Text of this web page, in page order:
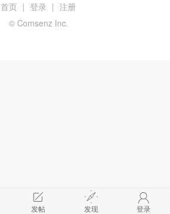
发帖 发现 登录
首页 | 登录 | 注册
© Comsenz Inc.